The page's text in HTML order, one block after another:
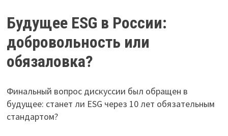
Будущее ESG в России:
добровольность или
обязаловка?
Финальный вопрос дискуссии был обращен в
будущее: станет ли ESG через 10 лет обязательным
стандартом?